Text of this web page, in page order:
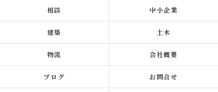
相談 中小企業
建築 土木
物流 会社概要
ブログ お問合せ